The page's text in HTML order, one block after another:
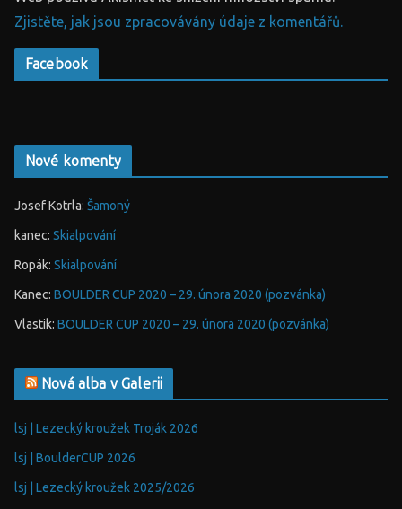
Zjistěte, jak jsou zpracovávány údaje z komentářů.
Facebook
Nové komenty
Josef Kotrla: Šamoný
kanec: Skialpování
Ropák: Skialpování
Kanec: BOULDER CUP 2020 – 29. února 2020 (pozvánka)
Vlastik: BOULDER CUP 2020 – 29. února 2020 (pozvánka)
Nová alba v Galerii
lsj | Lezecký kroužek Troják 2026
lsj | BoulderCUP 2026
lsj | Lezecký kroužek 2025/2026